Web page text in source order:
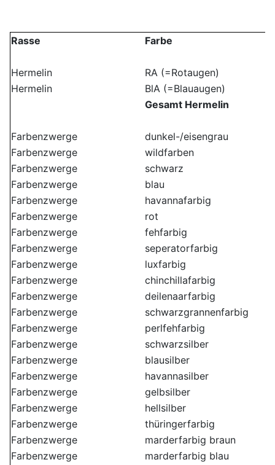
Rasse Farbe
Hermelin
RA (=Rotaugen)
Hermelin
BlA (=Blauaugen)
Gesamt Hermelin
Farbenzwerge
dunkel-/eisengrau
Farbenzwerge
wildfarben
Farbenzwerge
schwarz
Farbenzwerge
blau
Farbenzwerge
havannafarbig
Farbenzwerge
rot
Farbenzwerge
fehfarbig
Farbenzwerge
seperatorfarbig
Farbenzwerge
luxfarbig
Farbenzwerge
chinchillafarbig
Farbenzwerge
deilenaarfarbig
Farbenzwerge
schwarzgrannenfarbig
Farbenzwerge
perlfehfarbig
Farbenzwerge
schwarzsilber
Farbenzwerge
blausilber
Farbenzwerge
havannasilber
Farbenzwerge
gelbsilber
Farbenzwerge
hellsilber
Farbenzwerge
thüringerfarbig
Farbenzwerge
marderfarbig braun
Farbenzwerge
marderfarbig blau